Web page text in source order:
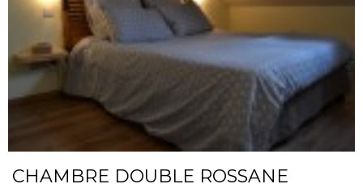
CHAMBRE DOUBLE ROSSANE